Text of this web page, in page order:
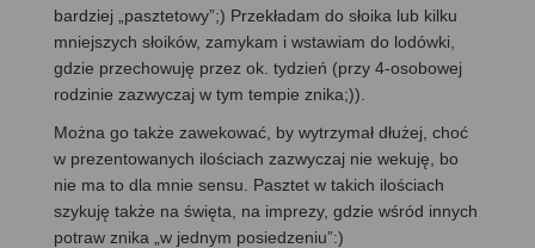
bardziej „pasztetowy”;) Przekładam do słoika lub kilku
mniejszych słoików, zamykam i wstawiam do lodówki,
gdzie przechowuję przez ok. tydzień (przy 4-osobowej
rodzinie zazwyczaj w tym tempie znika;)).
Można go także zawekować, by wytrzymał dłużej, choć
w prezentowanych ilościach zazwyczaj nie wekuję, bo
nie ma to dla mnie sensu. Pasztet w takich ilościach
szykuję także na święta, na imprezy, gdzie wśród innych
potraw znika „w jednym posiedzeniu”:)